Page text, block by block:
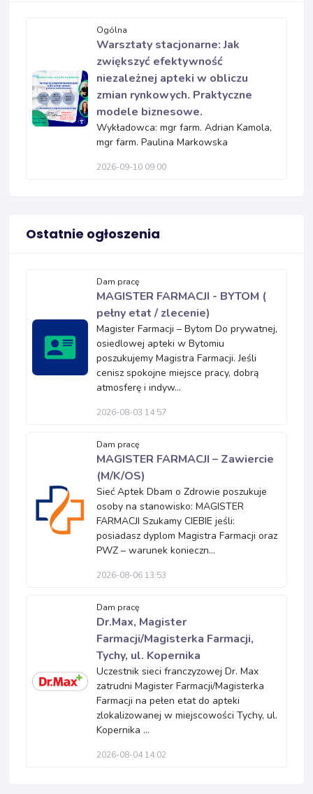
Ogólna
Warsztaty stacjonarne: Jak
zwiększyć efektywność
niezależnej apteki w obliczu
zmian rynkowych. Praktyczne
modele biznesowe.
Wykładowca: mgr farm. Adrian Kamola,
mgr farm. Paulina Markowska
2026-09-10 09:00
Ostatnie ogłoszenia
Dam pracę
MAGISTER FARMACJI - BYTOM (
pełny etat / zlecenie)
Magister Farmacji – Bytom Do prywatnej,
osiedlowej apteki w Bytomiu
poszukujemy Magistra Farmacji. Jeśli
cenisz spokojne miejsce pracy, dobrą
atmosferę i indyw...
2026-08-03 14:57
Dam pracę
MAGISTER FARMACJI – Zawiercie
(M/K/OS)
Sieć Aptek Dbam o Zdrowie poszukuje
osoby na stanowisko: MAGISTER
FARMACJI Szukamy CIEBIE jeśli:
posiadasz dyplom Magistra Farmacji oraz
PWZ – warunek konieczn...
2026-08-06 13:53
Dam pracę
Dr.Max, Magister
Farmacji/Magisterka Farmacji,
Tychy, ul. Kopernika
Uczestnik sieci franczyzowej Dr. Max
zatrudni Magister Farmacji/Magisterka
Farmacji na pełen etat do apteki
zlokalizowanej w miejscowości Tychy, ul.
Kopernika ...
2026-08-04 14:02